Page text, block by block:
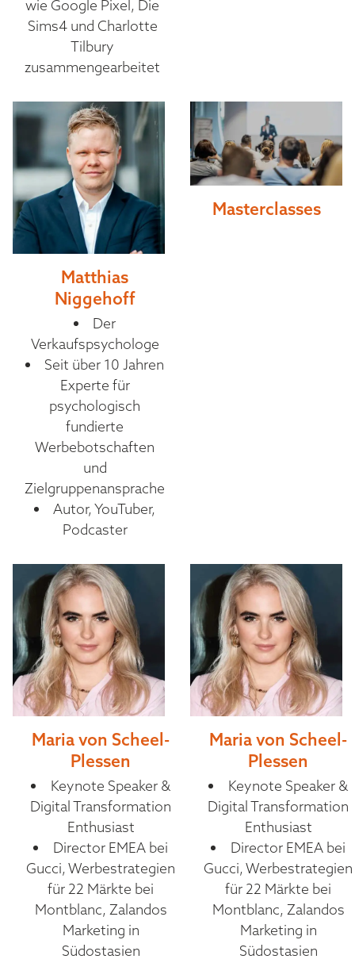
wie Google Pixel, Die
Sims4 und Charlotte
Tilbury
zusammengearbeitet
Matthias
Niggehoff
Der
Verkaufspsychologe
Seit über 10 Jahren
Experte für
psychologisch
fundierte
Werbebotschaften
und
Zielgruppenansprache
Autor, YouTuber,
Podcaster
Masterclasses
Maria von Scheel-
Plessen
Keynote Speaker &
Digital Transformation
Enthusiast
Director EMEA bei
Gucci, Werbestrategien
für 22 Märkte bei
Montblanc, Zalandos
Marketing in
Südostasien
Maria von Scheel-
Plessen
Keynote Speaker &
Digital Transformation
Enthusiast
Director EMEA bei
Gucci, Werbestrategien
für 22 Märkte bei
Montblanc, Zalandos
Marketing in
Südostasien